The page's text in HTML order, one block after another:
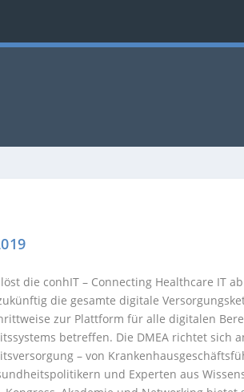
löst die conhIT – Connecting Healthcare
die gesamte digitale
zur Plattform für alle digitalen
betreffen. Die DMEA richtet sich
– von
und Experten aus